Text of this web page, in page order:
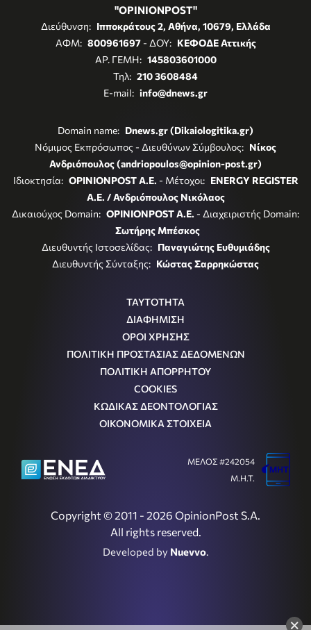
×
"OPINIONPOST"
Διεύθυνση: Ιπποκράτους 2, Αθήνα, 10679, Ελλάδα
ΑΦΜ: 800961697- ΔΟΥ: ΚΕΦΟΔΕ Αττικής
ΑΡ. ΓΕΜΗ: 145803601000
Τηλ: 210 3608484
E-mail: info@dnews.gr
Domain name: Dnews.gr (Dikaiologitika.gr)
Νόμιμος Εκπρόσωπος - Διευθύνων Σύμβουλος: Νίκος
Ανδριόπουλος (andriopoulos@opinion-post.gr)
Ιδιοκτησία: OPINIONPOST A.E. - Μέτοχοι: ENERGY REGISTER
Α.Ε. / Ανδριόπουλος Νικόλαος
Δικαιούχος Domain: OPINIONPOST A.E. - Διαχειριστής Domain:
Σωτήρης Μπέσκος
Διευθυντής Ιστοσελίδας: Παναγιώτης Ευθυμιάδης
Διευθυντής Σύνταξης: Κώστας Σαρρηκώστας
ΤΑΥΤΟΤΗΤΑ
ΔΙΑΦΗΜΙΣΗ
ΟΡΟΙ ΧΡΗΣΗΣ
ΠΟΛΙΤΙΚΗ ΠΡΟΣΤΑΣΙΑΣ ΔΕΔΟΜΕΝΩΝ
ΠΟΛΙΤΙΚΗ ΑΠΟΡΡΗΤΟΥ
COOKIES
ΚΩΔΙΚΑΣ ΔΕΟΝΤΟΛΟΓΙΑΣ
ΟΙΚΟΝΟΜΙΚΑ ΣΤΟΙΧΕΙΑ
Copyright © 2011 - 2026 OpinionPost S.A.
All rights reserved.
Developed by Nuevvo.
ΜΕΛΟΣ #242054
Μ.Η.Τ.